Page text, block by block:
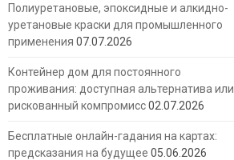
Полиуретановые, эпоксидные и алкидно-
уретановые краски для промышленного
применения 07.07.2026
Контейнер дом для постоянного
проживания: доступная альтернатива или
рискованный компромисс02.07.2026
Бесплатные онлайн-гадания на картах:
предсказания на будущее 05.06.2026